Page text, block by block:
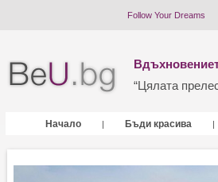
Follow Your Dreams
“Цялата
Начало | Бъди красива |